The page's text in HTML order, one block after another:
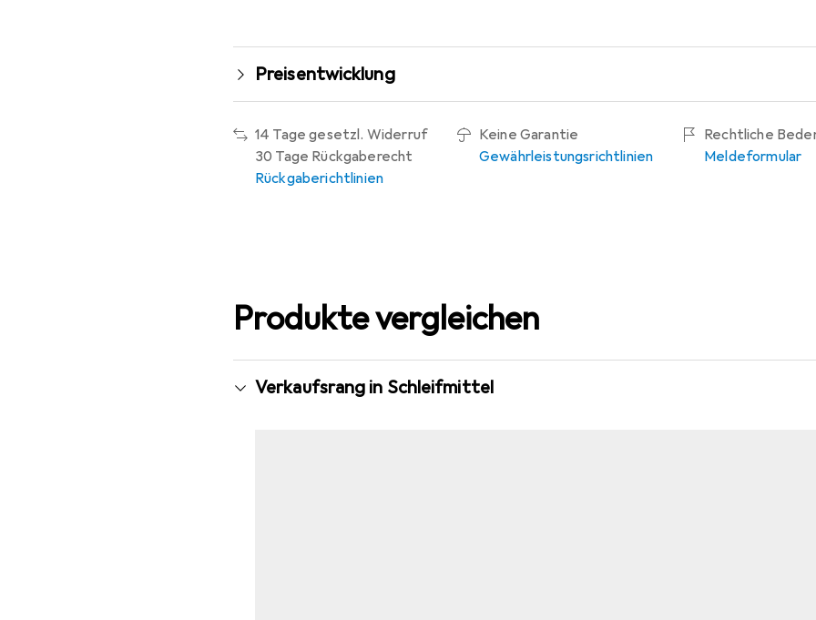
Preisentwicklung
14 Tage gesetzl. Widerruf
30 Tage Rückgaberecht
Rückgaberichtlinien
Keine Garantie
Gewährleistungsrichtlinien
Rechtliche
Meldeformular
Produkte vergleichen
Verkaufsrang in Schleifmittel